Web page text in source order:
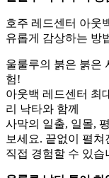
호주 레드센터 아웃
유롭게 감상하는 방
울룰루의 붉은 붉은
험!
아웃백 레드센터 최
리 낙타와 함께
사막의 일출, 일몰,
보세요. 끝없이 펼
직접 경험할 수 있습